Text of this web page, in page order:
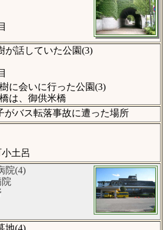
が話していた公園(3)
に会いに行った公園(3)
は、御供米橋
がバス転落事故に遭った場所
土呂
院(4)
地(4)